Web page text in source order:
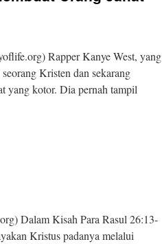
Rapper Kanye West, yang
Kristen dan sekarang
yang kotor. Dia pernah tampil
Dalam Kisah Para Rasul 26:13-
Kristus padanya melalui